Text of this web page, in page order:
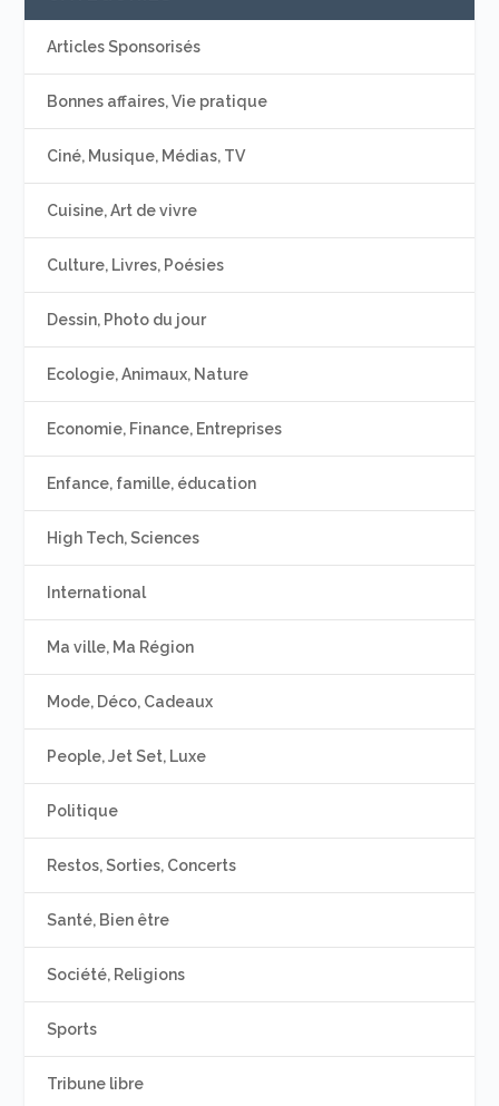
Articles Sponsorisés
Bonnes affaires, Vie pratique
Ciné, Musique, Médias, TV
Cuisine, Art de vivre
Culture, Livres, Poésies
Dessin, Photo du jour
Ecologie, Animaux, Nature
Economie, Finance, Entreprises
Enfance, famille, éducation
High Tech, Sciences
International
Ma ville, Ma Région
Mode, Déco, Cadeaux
People, Jet Set, Luxe
Politique
Restos, Sorties, Concerts
Santé, Bien être
Société, Religions
Sports
Tribune libre